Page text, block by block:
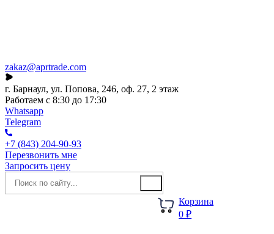
zakaz@aprtrade.com
г. Барнаул, ул. Попова, 246, оф. 27, 2 этаж
Работаем с 8:30 до 17:30
Whatsapp
Telegram
+7 (843) 204-90-93
Перезвонить мне
Запросить цену
Корзина
0 ₽